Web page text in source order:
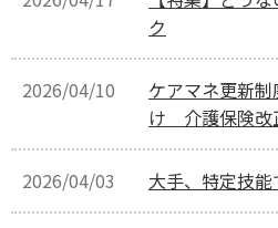
ク
2026/04/10
ケアマネ更新
け 介護保険改
2026/04/03 大手、特定技